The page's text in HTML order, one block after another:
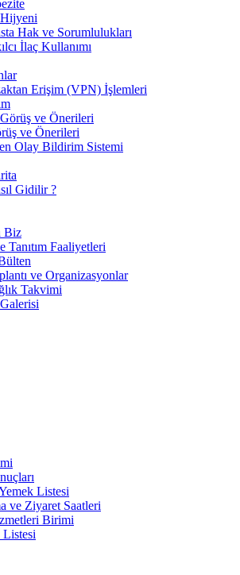
Hak ve Sorumlulukları
İlaç Kullanımı
Erişim (VPN) İşlemleri
ve Önerileri
ve Önerileri
Olay Bildirim Sistemi
Gidilir ?
Biz
Tanıtım Faaliyetleri
ve Organizasyonlar
Takvimi
Listesi
ve Ziyaret Saatleri
Birimi
Listesi